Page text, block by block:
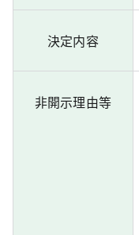
決定内容
非開示理由等